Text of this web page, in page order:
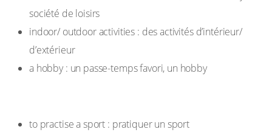
société de loisirs
indoor/ outdoor activities : des activités d’intérieur/
d’extérieur
a hobby : un passe-temps favori, un hobby
to practise a sport : pratiquer un sport